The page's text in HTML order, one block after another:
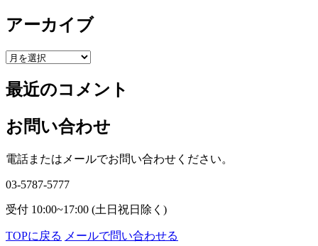
アーカイブ
ア
カ
イ
ブ
最近のコメント
お問い合わせ
電話またはメールでお問い合わせください。
03-5787-5777
受付 10:00~17:00 (土日祝日除く)
TOPに戻る メールで問い合わせる